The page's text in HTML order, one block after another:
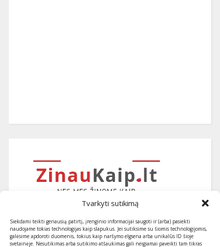
Tvarkyti sutikimą
Siekdami teikti geriausią patirtį, įrenginio informacijai saugoti ir (arba) pasiekti
naudojame tokias technologijas kaip slapukus. Jei sutiksime su šiomis technologijomis,
galėsime apdoroti duomenis, tokius kaip naršymo elgsena arba unikalūs ID šioje
svetainėje. Nesutikimas arba sutikimo atšaukimas gali neigiamai paveikti tam tikras